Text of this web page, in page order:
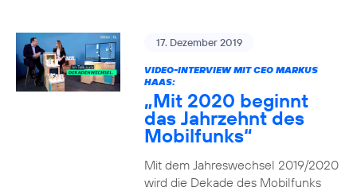
17. Dezember 2019
VIDEO-INTERVIEW MIT CEO MARKUS
HAAS:
„Mit 2020 beginnt
das Jahrzehnt des
Mobilfunks“
Mit dem Jahreswechsel 2019/2020
wird die Dekade des Mobilfunks